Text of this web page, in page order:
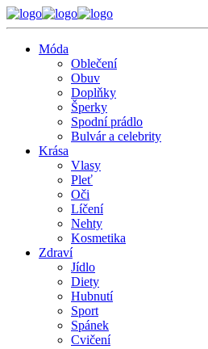
Móda
Oblečení
Obuv
Doplňky
Šperky
Spodní prádlo
Bulvár a celebrity
Krása
Vlasy
Pleť
Oči
Líčení
Nehty
Kosmetika
Zdraví
Jídlo
Diety
Hubnutí
Sport
Spánek
Cvičení